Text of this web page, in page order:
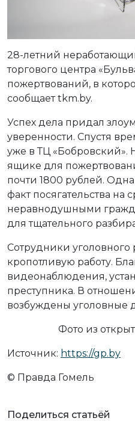
28-летний
торгового центра
пожертвований, в
сообщает tkm.by.
Успех дела придал
уверенности. Спустя
уже в ТЦ «Бобровский».
ящике для
почти 1800 рублей.
факт посягательства на
неравнодушными
для тщательного
Сотрудники уголовного
кропотливую работу.
видеонаблюдения,
преступника. В
возбуждены уголовные
Фото из
Источник: https://gp.by
© Правда Гомель
Поделиться статьёй